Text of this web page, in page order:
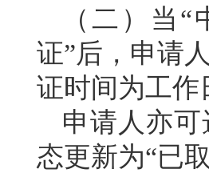
（ 二 ） 当 “
证”后，申请
证时间为工作
申请人亦
态更新为“已